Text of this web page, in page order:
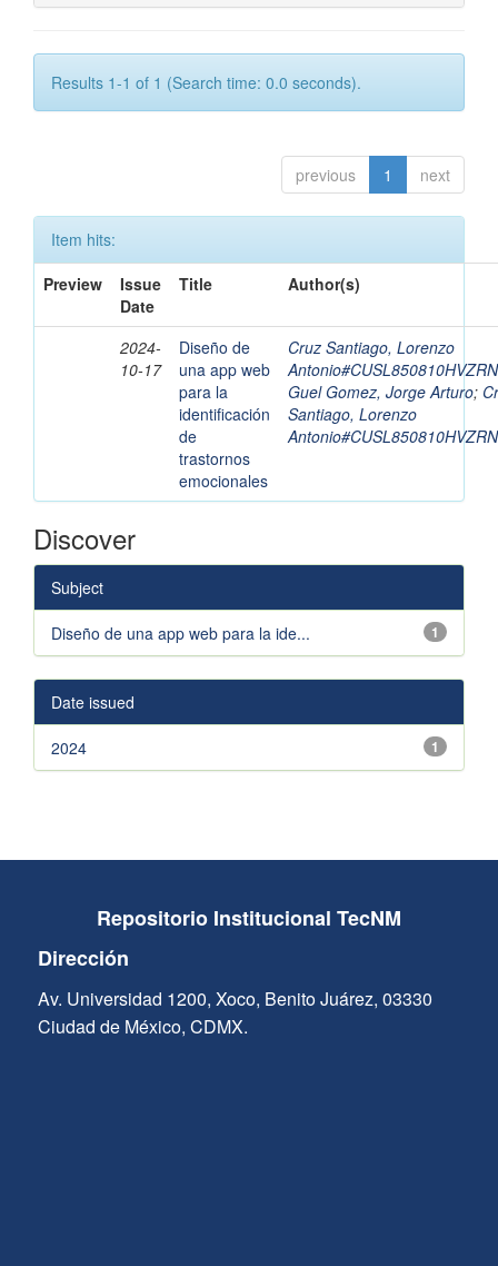
Results 1-1 of 1 (Search time: 0.0 seconds).
previous 1 next
Item hits:
Preview
Issue
Date
Title Author(s)
2024-
10-17
Diseño de
una app web
para la
identificación
de
trastornos
emocionales
Cruz Santiago, Lorenzo
Guel Gomez, Jorge Arturo;
Santiago, Lorenzo
Discover
Subject
1
Diseño de una app web para la ide...
Date issued
1
2024
Repositorio Institucional TecNM
Dirección
Av. Universidad 1200, Xoco, Benito Juárez, 03330
Ciudad de México, CDMX.